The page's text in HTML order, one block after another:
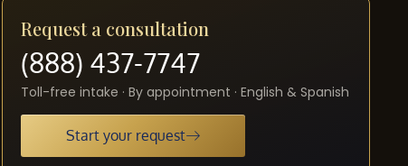
Request a consultation
(888) 437-7747
Toll-free intake · By appointment · English & Spanish
Start your request